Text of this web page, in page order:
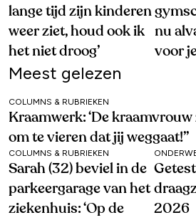
lange tijd zijn kinderen
weer ziet, houd ook ik
het niet droog’
nu
voor
Meest gelezen
COLUMNS & RUBRIEKEN
Kraamwerk: ‘De kraamvrouw
om te vieren dat jij weggaat!’’
COLUMNS & RUBRIEKEN
Sarah (32) beviel in de
parkeergarage van het
ziekenhuis: ‘Op de
2026